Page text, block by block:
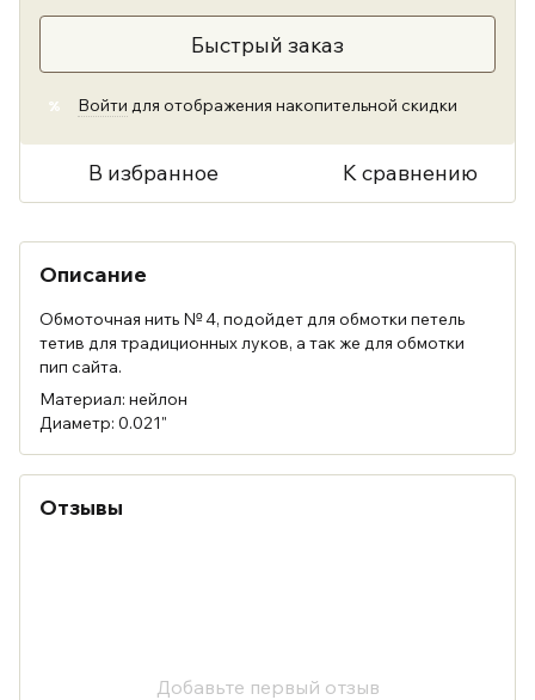
Быстрый заказ
% Войти для отображения накопительной скидки
В избранное К сравнению
Описание
Обмоточная нить № 4, подойдет для обмотки петель
тетив для традиционных луков, а так же для обмотки
пип сайта.
Материал: нейлон
Диаметр: 0.021"
Отзывы
Добавьте первый отзыв